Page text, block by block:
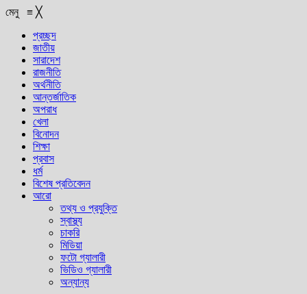
মেনু ≡ ╳
প্রচ্ছদ
জাতীয়
সারাদেশ
রাজনীতি
অর্থনীতি
আন্তর্জাতিক
অপরাধ
খেলা
বিনোদন
শিক্ষা
প্রবাস
ধর্ম
বিশেষ প্রতিবেদন
আরো
তথ্য ও প্রযুক্তি
স্বাস্থ্য
চাকরি
মিডিয়া
ফটো গ্যালারী
ভিডিও গ্যালারী
অন্যান্য